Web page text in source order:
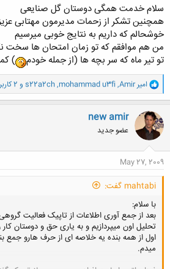
سلام خدمت همگی دوستان گل صنایعی
همچنین تشکر از زحمات مدیرمون مهتابی
خوشحالم که داریم به نتایج خوبی میرسیم
من هم موافقم که تو زمان امتحان ها سخت
تو تیر ماه که سر بچه ها (از جمله خودم
)
و
ا
ک
ن
ش
ه
ا
امیر Amir ,
mohammad u3fi
,
s22a2ch و 2 کاربر دیگر
new amir
عضو جدید
May 27, 2009
mahtabi گفت:
با سلام:
بعد از جمع آوری اطلاعات از تاپیک فعالیت
تحلیل اون میپردازیم و به یاری حق و دوستان
اول از همه بنده یه خلاصه ای از حرف هارو جمع
میدم.